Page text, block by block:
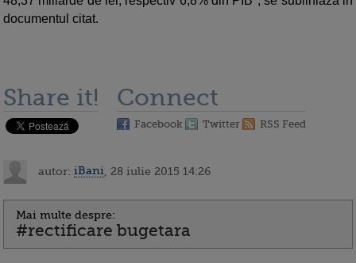
documentul citat.
Share it! Connect
Facebook Twitter RSS Feed
autor: iBani , 28 iulie 2015 14:26
Mai multe despre:
#rectificare bugetara